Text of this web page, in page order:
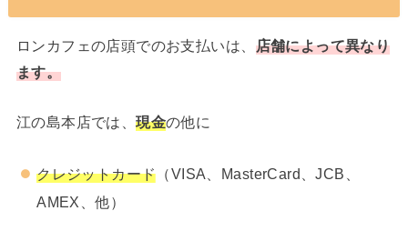
ロンカフェの店頭でのお支払いは、 店舗によって異なり
ます。
江の島本店では、現金の他に
クレジットカード （VISA、MasterCard、JCB、
AMEX、他）